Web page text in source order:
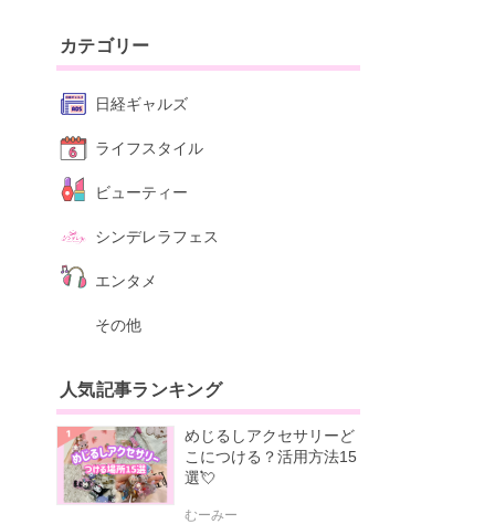
カテゴリー
日経ギャルズ
ライフスタイル
ビューティー
シンデレラフェス
エンタメ
その他
人気記事ランキング
めじるしアクセサリーど
こにつける？活用方法15
選💘
むーみー